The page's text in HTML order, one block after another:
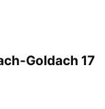
Goldach 17